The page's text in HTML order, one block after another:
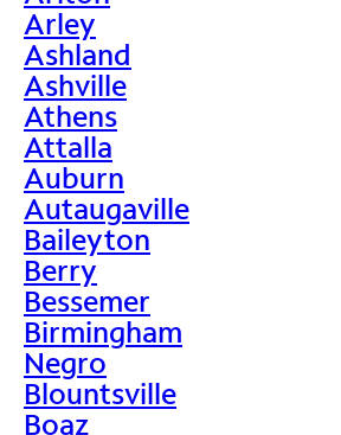
Arley
Ashland
Ashville
Athens
Attalla
Auburn
Autaugaville
Baileyton
Berry
Bessemer
Birmingham
Negro
Blountsville
Boaz